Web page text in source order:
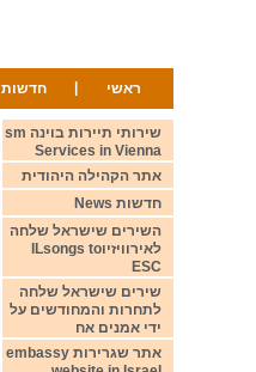
ראשי חדשות
שירותי תיירות בוינה sm
Services in Vienna
אתר הקהילה היהודית
חדשות News
השירים שישראל שלחה
לאירוויזיוILsongs to
ESC
שירים שישראל שלחה
לתחרות והמחודשים על
ידי אמנים אח
אתר שגרירות embassy